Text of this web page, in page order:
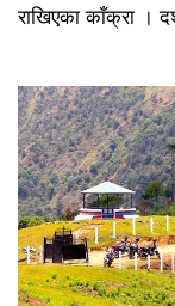
राखिएका काँक्रा ।